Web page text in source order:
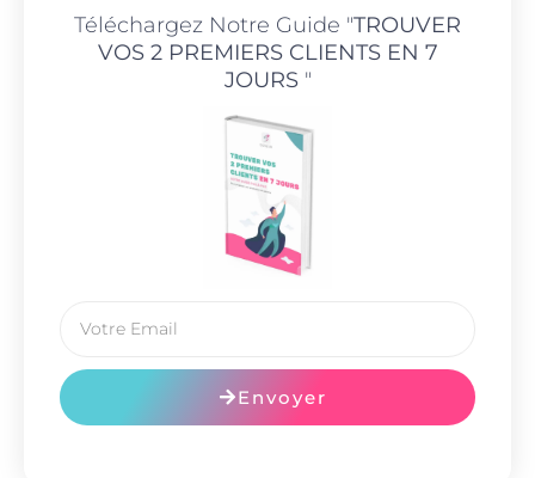
Téléchargez Notre Guide "TROUVER
VOS 2 PREMIERS CLIENTS EN 7
JOURS"
Envoyer